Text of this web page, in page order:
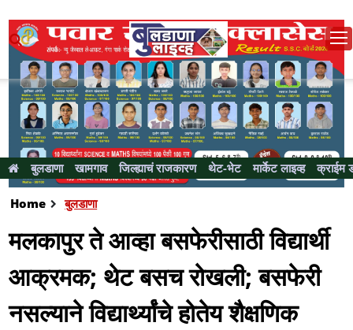
बुलडाणा खामगाव जिल्ह्याचं राजकारण थेट-भेट मार्केट लाइव्ह क्राईम
Home बुलडाणा
मलकापुर ते आव्हा बसफेरीसाठी विद्यार्थी
आक्रमक; थेट बसच राेखली; बसफेरी
नसल्याने विद्यार्थ्यांचे हाेतेय शैक्षणिक